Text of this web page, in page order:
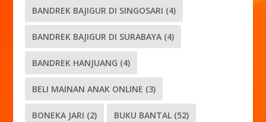
BANDREK BAJIGUR DI SINGOSARI (4)
BANDREK BAJIGUR DI SURABAYA (4)
BANDREK HANJUANG (4)
BELI MAINAN ANAK ONLINE (3)
BONEKA JARI (2) BUKU BANTAL (52)